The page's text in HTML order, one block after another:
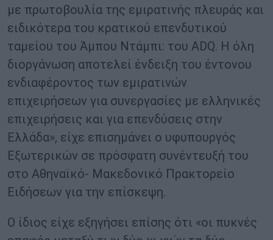
με πρωτοβουλία της εμιρατινής πλευράς και
ειδικότερα του κρατικού επενδυτικού
ταμείου του Άμπου Ντάμπι: του ADQ. Η όλη
διοργάνωση αποτελεί ένδειξη του έντονου
ενδιαφέροντος των εμιρατινών
επιχειρήσεων για συνεργασίες με ελληνικές
επιχειρήσεις και για επενδύσεις στην
Ελλάδα», είχε επισημάνει ο υφυπουργός
Εξωτερικών σε πρόσφατη συνέντευξή του
στο Αθηναϊκό- Μακεδονικό Πρακτορείο
Ειδήσεων για την επίσκεψη.
Ο ίδιος είχε εξηγήσει επίσης ότι «οι πυκνές